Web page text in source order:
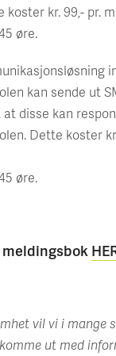
kr. 99,- pr.
øre.
kan sende ut
disse kan
Dette koster
øre.
vil vi i mange
ut med